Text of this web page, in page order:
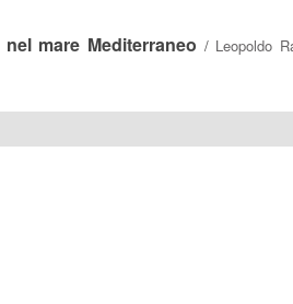
mare Mediterraneo / Leopoldo